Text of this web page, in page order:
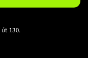
út 130.